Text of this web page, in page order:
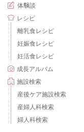
体験談
レシピ
離乳食レシピ
妊娠食レシピ
妊活食レシピ
成長アルバム
施設検索
産後ケア施設検索
産婦人科検索
婦人科検索